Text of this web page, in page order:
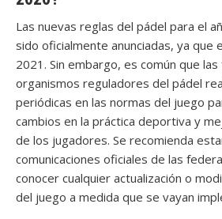
Las nuevas reglas del pádel para el
sido oficialmente anunciadas, ya que
2021. Sin embargo, es común que
organismos reguladores del pádel
periódicas en las normas del juego
cambios en la práctica deportiva y
de los jugadores. Se recomienda
comunicaciones oficiales de las
conocer cualquier actualización o
del juego a medida que se vayan